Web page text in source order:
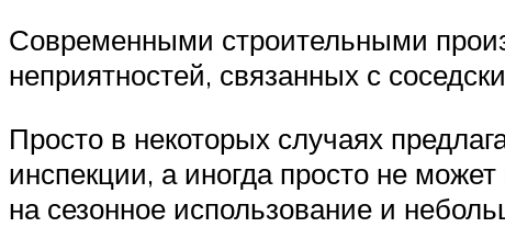
Современными строительными
неприятностей, связанных с
Просто в некоторых случаях
инспекции, а иногда просто не
на сезонное использование и